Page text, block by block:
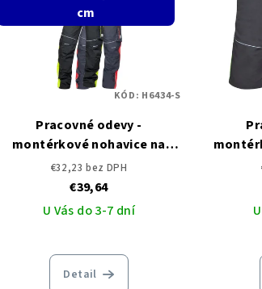
cm
Pracovné odevy -
montérkové nohavice na
traky ARDON NEON skrátené
€32,23 bez DPH
€39,64
U Vás do 3-7 dní
Detail
KÓD: H6434-S